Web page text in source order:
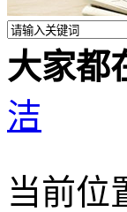
大家都
洁
当前位